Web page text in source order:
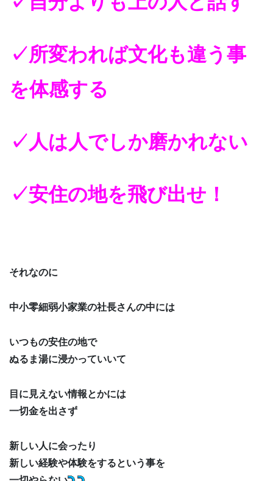
✓所変われば文化も違う事
を体感する
✓人は人でしか磨かれない
✓安住の地を飛び出せ！
それなのに
中小零細弱小家業の社長さんの中には
いつもの安住の地で
ぬるま湯に浸かっていいて
目に見えない情報とかには
一切金を出さず
新しい人に会ったり
新しい経験や体験をするという事を